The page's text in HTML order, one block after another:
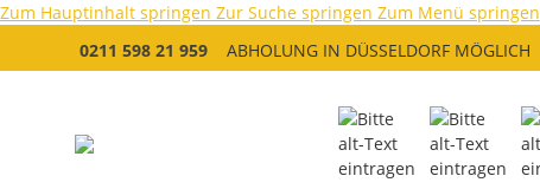
Zum Hauptinhalt springen Zur Suche springen Zum Menü springen
0211 598 21 959
ABHOLUNG IN DÜSSELDORF MÖGLICH